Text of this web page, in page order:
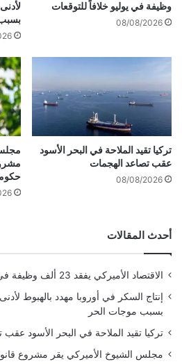
س
ة
ق
ا
م
ة
خ
4
9
%
ل
ى
أ
س
ه
ف
ي
س
ط
وظيفة في يوليو خلافاً للتوقعات
08/08/2026
تركيا تقيد الملاحة في البحر الأسود
عقب تصاعد الهجمات
08/08/2026
أحدث المقالات
الاقتصاد الأميركي يفقد 23 ألف وظيفة في يوليو خلافاً للتوقعات
إنتاج السكر في أوروبا مهدد بالهبوط
بسبب موجات الحر
تركيا تقيد الملاحة في البحر الأسود
مجلس الشيوخ الأميركي يقر مشروع